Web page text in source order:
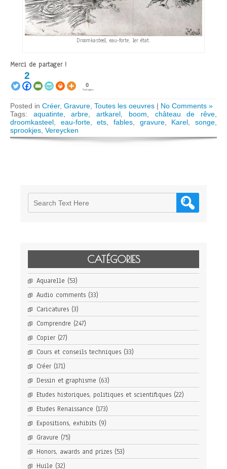
Droomkasteel, eau-forte, 1er état.
Merci de partager !
2
0
Partages
Posted in Créer, Gravure Toutes les oeuvres | No Comments »
Tags: aquatinte,arbre ,artkarel boom château de rêve
droomkasteel
eau-forte,ets ,fables gravure, Karel ,songe
sprookjes Vereycken
CATÉGORIES
Aquarelle (53)
Audio comments (33)
Caricatures (3)
Comprendre (247)
Copier (27)
Cours et conseils techniques (33)
Créer (171)
Dessin et graphisme (63)
Etudes historiques, politiques et scientifiques (22)
Etudes Renaissance (173)
Expositions, exhibits (9)
Gravure (75)
Honors, awards and prizes (53)
Huile (32)